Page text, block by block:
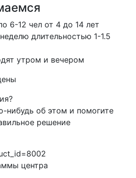
6-12 чел от 4 до 14 лет
длительностью 1-1.5
утром и вечером
нибудь об этом и помогите
решение
центра